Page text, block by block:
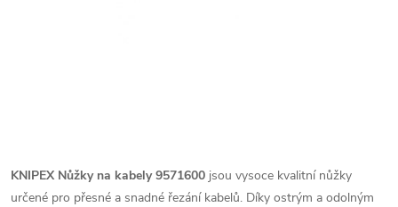
KNIPEX Nůžky na kabely 9571600 jsou vysoce kvalitní nůžky
určené pro přesné a snadné řezání kabelů. Díky ostrým a odolným